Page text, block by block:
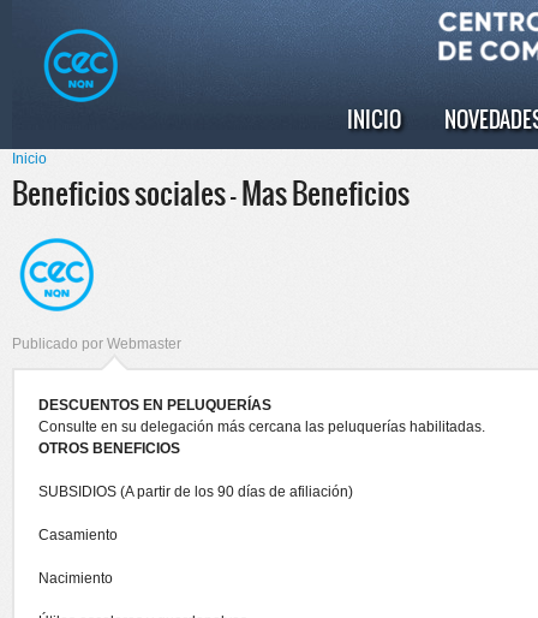
principal
Menú principal
INICIO
Se encuentra usted aquí
Inicio
Beneficios sociales - Mas Beneficios
Publicado por Webmaster
DESCUENTOS EN PELUQUERÍAS
Consulte en su delegación más cercana las peluquerías habilitadas.
OTROS BENEFICIOS
SUBSIDIOS (A partir de los 90 días de afiliación)
Casamiento
Nacimiento